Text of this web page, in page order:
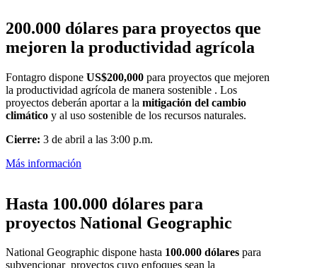
200.000 dólares para proyectos que
mejoren la productividad agrícola
Fontagro dispone US$200,000 para proyectos que mejoren
la productividad agrícola de manera sostenible . Los
proyectos deberán aportar a la mitigación del cambio
climático y al uso sostenible de los recursos naturales.
Cierre: 3 de abril a las 3:00 p.m.
Más información
Hasta 100.000 dólares para
proyectos National Geographic
National Geographic dispone hasta 100.000 dólares para
subvencionar proyectos cuyo enfoques sean la